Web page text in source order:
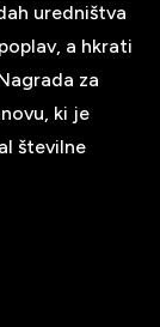
uredništva
a hkrati
za
ki je
številne